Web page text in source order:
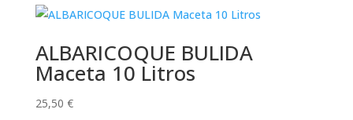
ALBARICOQUE BULIDA
Maceta 10 Litros
25,50 €